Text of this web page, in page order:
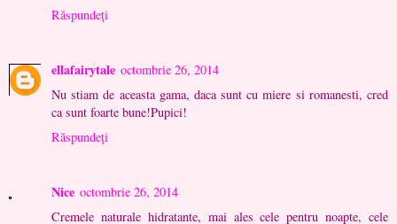
Răspundeți
ellafairytale octombrie 26, 2014
Nu stiam de aceasta gama, daca sunt cu miere si romanesti, cred
ca sunt foarte bune!Pupici!
Răspundeți
Nice octombrie 26, 2014
Cremele naturale hidratante, mai ales cele pentru noapte, cele